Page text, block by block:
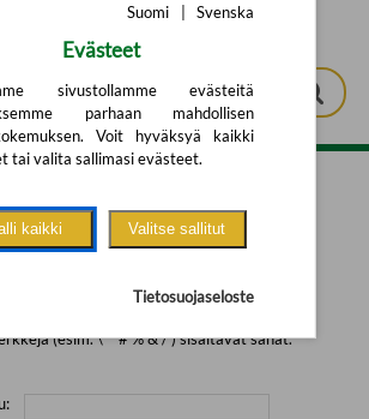
haku
(esim. \' " # % & / ) sisältävät sanat.
Suomi Svenska
Evästeet
sivustollamme evästeitä
parhaan mahdollisen
Voit hyväksyä kaikki
tai valita sallimasi evästeet.
kaikki Valitse sallitut
Tietosuojaseloste